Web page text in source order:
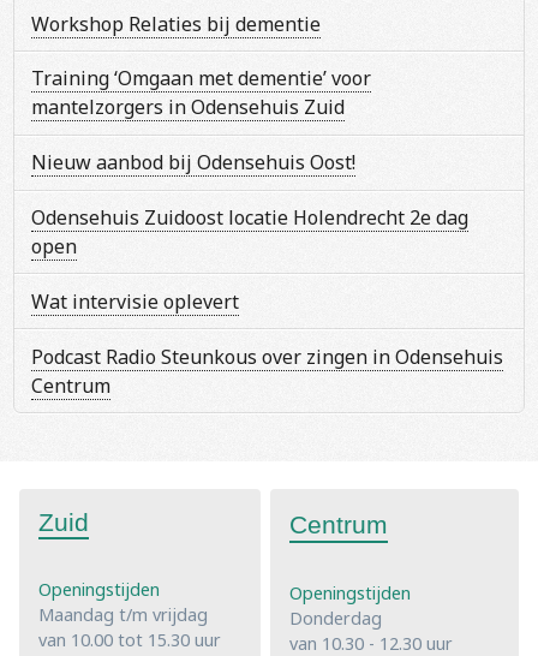
Workshop Relaties bij dementie
Training ‘Omgaan met dementie’ voor
mantelzorgers in Odensehuis Zuid
Nieuw aanbod bij Odensehuis Oost!
Odensehuis Zuidoost locatie Holendrecht 2e dag
open
Wat intervisie oplevert
Podcast Radio Steunkous over zingen in Odensehuis
Centrum
Zuid
Openingstijden
Maandag t/m vrijdag
van 10.00 tot 15.30 uur
Centrum
Openingstijden
Donderdag
van 10.30 - 12.30 uur